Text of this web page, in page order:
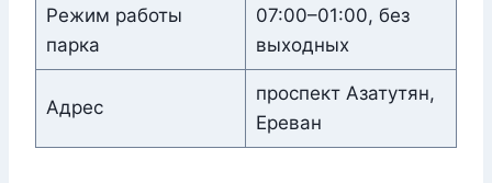
Режим работы
парка
07:00–01:00, без
выходных
Адрес
проспект Азатутян,
Ереван